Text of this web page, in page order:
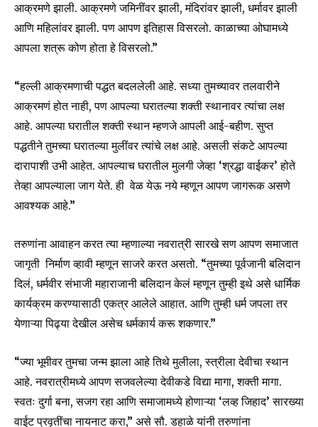
Join our community of
SUBSCRIBERS and be part of the
conversation.
or click the subscribe button below. Don't worry, we respect
your privacy and won't spam your inbox. Your information is
safe with us.
SUBSCRIBE
I've read and accept thePrivacy Policy.
आक्रमणे झाली. आक्रमणे जमिनींवर झाली, मंदिरांवर झाली, धर्मावर झाली
आणि महिलांवर झाली. पण आपण इतिहास विसरलो. काळाच्या ओघामध्ये
आपला शत्रू कोण होता हे विसरलो.”
“हल्ली आक्रमणाची पद्धत बदललेली आहे. सध्या तुमच्यावर तलवारीने
आक्रमणं होत नाही, पण आपल्या घरातल्या शक्ती स्थानावर त्यांचा लक्ष
आहे. आपल्या घरातील शक्ती स्थान म्हणजे आपली आई-बहीण. सुप्त
पद्धतीने तुमच्या घरातल्या मुलींवर त्यांचे लक्ष आहे. असली संकटे आपल्या
दारापाशी उभी आहेत. आपल्याच घरातील मुलगी जेव्हा ‘श्रद्धा वाईकर’ होते
तेव्हा आपल्याला जाग येते. ही वेळ येऊ नये म्हणून आपण जागरूक असणे
आवश्यक आहे.”
तरुणांना आवाहन करत त्या म्हणाल्या नवरात्री सारखे सण आपण समाजात
जागृती निर्माण व्हावी म्हणून साजरे करत असतो. “तुमच्या पूर्वजानी बलिदान
दिलं, धर्मवीर संभाजी महाराजानी बलिदान केलं म्हणून तुम्ही इथे असे धार्मिक
कार्यक्रम करण्यासाठी एकत्र आलेले आहात. आणि तुम्ही धर्म जपला तर
येणाऱ्या पिढ्या देखील असेच धर्मकार्य करू शकणार.”
“ज्या भूमीवर तुमचा जन्म झाला आहे तिथे मुलीला, स्त्रीला देवीचा स्थान
आहे. नवरात्रीमध्ये आपण सजवलेल्या देवीकडे विद्या मागा, शक्ती मागा.
स्वतः दुर्गा बना, सजग रहा आणि समाजामध्ये होणाऱ्या ‘लव्ह जिहाद’ सारख्या
वाईट प्रवृतींचा नायनाट करा,” असे सौ. डहाळे यांनी तरुणांना